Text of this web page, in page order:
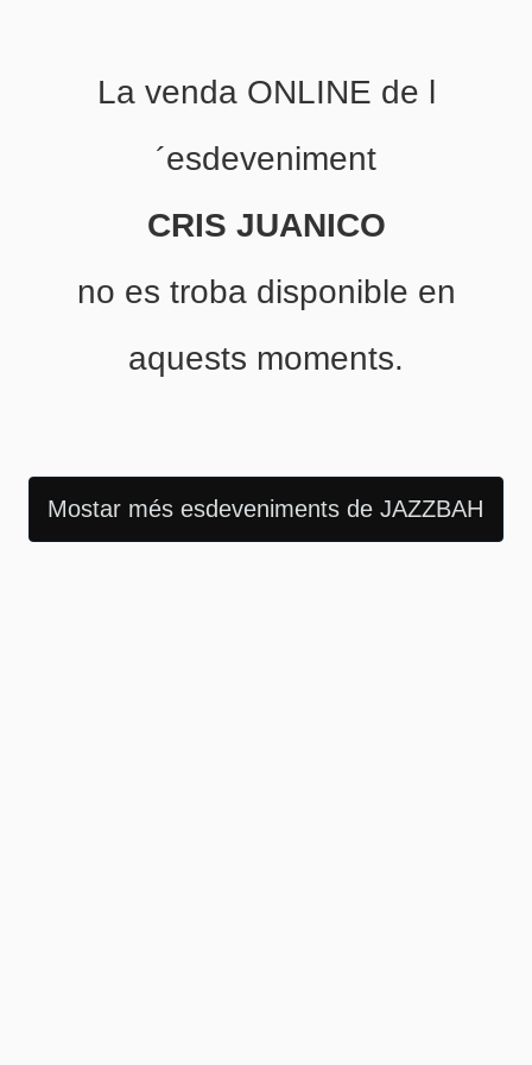
La venda ONLINE de l
´esdeveniment
CRIS JUANICO
no es troba disponible en
aquests moments.
Mostar més esdeveniments de JAZZBAH